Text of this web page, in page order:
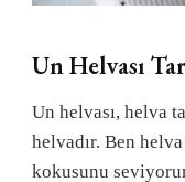
Un Helvası
Un helvası, helva
helvadır. Ben
kokusunu